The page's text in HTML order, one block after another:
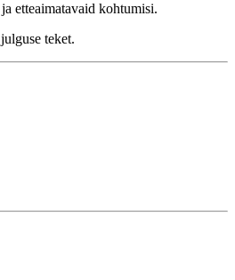
etteaimatavaid kohtumisi.
teket.